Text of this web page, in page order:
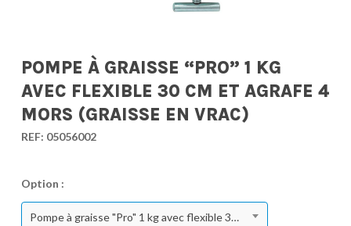
POMPE À GRAISSE “PRO” 1 KG
AVEC FLEXIBLE 30 CM ET AGRAFE 4
MORS (GRAISSE EN VRAC)
REF: 05056002
Option :
Pompe à graisse "Pro" 1 kg avec flexible 30 cm et agrafe 4 mors (graisse en vrac)